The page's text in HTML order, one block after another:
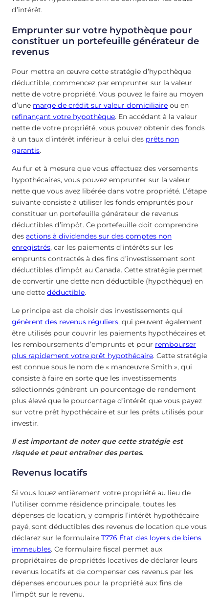
d’intérêt.
Emprunter sur votre hypothèque pour
constituer un portefeuille générateur de
revenus
Pour mettre en œuvre cette stratégie d’hypothèque
déductible, commencez par emprunter sur la valeur
nette de votre propriété. Vous pouvez le faire au moyen
d’une marge de crédit sur valeur domiciliaire ou en
refinançant votre hypothèque. En accédant à la valeur
nette de votre propriété, vous pouvez obtenir des fonds
à un taux d’intérêt inférieur à celui des prêts non
garantis.
Au fur et à mesure que vous effectuez des versements
hypothécaires, vous pouvez emprunter sur la valeur
nette que vous avez libérée dans votre propriété. L’étape
suivante consiste à utiliser les fonds empruntés pour
constituer un portefeuille générateur de revenus
déductibles d’impôt. Ce portefeuille doit comprendre
des actions à dividendes sur des comptes non
enregistrés, car les paiements d’intérêts sur les
emprunts contractés à des fins d’investissement sont
déductibles d’impôt au Canada. Cette stratégie permet
de convertir une dette non déductible (hypothèque) en
une dette déductible.
Le principe est de choisir des investissements qui
génèrent des revenus réguliers, qui peuvent également
être utilisés pour couvrir les paiements hypothécaires et
les remboursements d’emprunts et pour rembourser
plus rapidement votre prêt hypothécaire. Cette stratégie
est connue sous le nom de « manœuvre Smith », qui
consiste à faire en sorte que les investissements
sélectionnés génèrent un pourcentage de rendement
plus élevé que le pourcentage d’intérêt que vous payez
sur votre prêt hypothécaire et sur les prêts utilisés pour
investir.
Il est important de noter que cette stratégie est
risquée et peut entraîner des pertes.
Revenus locatifs
Si vous louez entièrement votre propriété au lieu de
l’utiliser comme résidence principale, toutes les
dépenses de location, y compris l’intérêt hypothécaire
payé, sont déductibles des revenus de location que vous
déclarez sur le formulaire T776 État des loyers de biens
immeubles. Ce formulaire fiscal permet aux
propriétaires de propriétés locatives de déclarer leurs
revenus locatifs et de compenser ces revenus par les
dépenses encourues pour la propriété aux fins de
l’impôt sur le revenu.